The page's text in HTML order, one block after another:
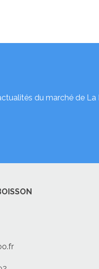
du marché de La